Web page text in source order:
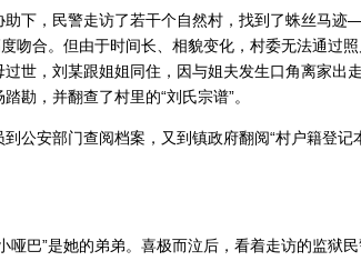
助下，民警走访了若干个自然村，找到了蛛丝马
吻合。但由于时间长、相貌变化，村委无法通过
世，刘某跟姐姐同住，因与姐夫发生口角离家出
勘，并翻查了村里的“刘氏宗谱”。
公安部门查阅档案，又到镇政府翻阅“村户籍登记
哑巴”是她的弟弟。喜极而泣后，看着走访的监狱